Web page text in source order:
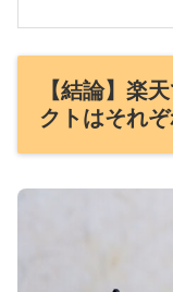
【結論】楽
クトはそれ